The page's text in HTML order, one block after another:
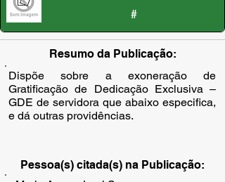
#
Resumo da Publicação:
Dispõe sobre a exoneração de
Gratificação de Dedicação Exclusiva –
GDE de servidora que abaixo especifica,
e dá outras providências.
Pessoa(s) citada(s) na Publicação: